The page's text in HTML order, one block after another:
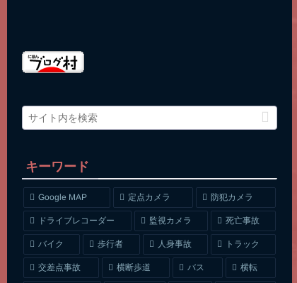
キーワード
Google MAP 定点カメラ 防犯カメラ
ドライブレコーダー 監視カメラ 死亡事故
バイク 歩行者 人身事故 トラック
交差点事故 横断歩道 バス 横転